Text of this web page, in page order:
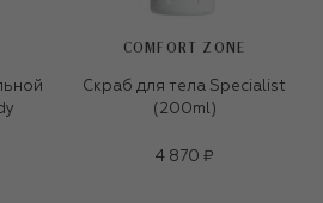
COMFORT ZONE
Скраб для тела Specialist
(200ml)
4 870 ₽